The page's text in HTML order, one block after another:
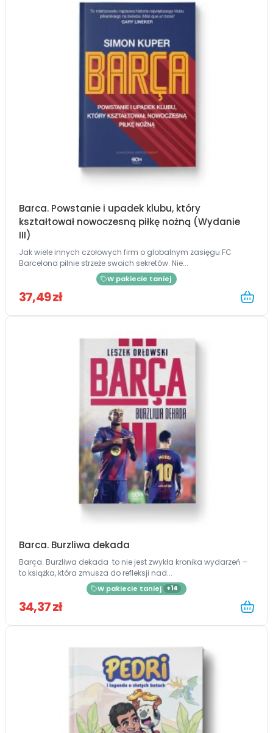
Barca. Powstanie i upadek klubu, który
kształtował nowoczesną piłkę nożną (Wydanie
III)
Jak wiele innych czołowych firm o globalnym zasięgu FC
Barcelona pilnie strzeże swoich sekretów. Nie...
W pakiecie taniej
37,49 zł
Barca. Burzliwa dekada
Barça. Burzliwa dekada to nie jest zwykła kronika wydarzeń –
to książka, która zmusza do refleksji nad...
W pakiecie taniej +14
34,37 zł